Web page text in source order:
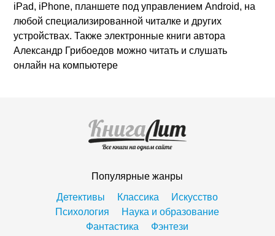
iPad, iPhone, планшете под управлением Android, на
любой специализированной читалке и других
устройствах. Также электронные книги автора
Александр Грибоедов можно читать и слушать
онлайн на компьютере
Популярные жанры
Детективы
Классика
Искусство
Психология
Наука и образование
Фантастика
Фэнтези